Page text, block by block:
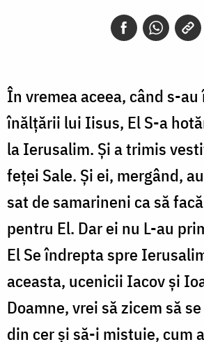
În vremea aceea, când s-
înălţării lui Iisus, El S-a
la Ierusalim. Şi a trimis
feţei Sale. Şi ei, mergând,
sat de samarineni ca să
pentru El. Dar ei nu L-au
El Se îndrepta spre
aceasta, ucenicii Iacov şi
Doamne, vrei să zicem să
din cer şi să-i mistuie, cum